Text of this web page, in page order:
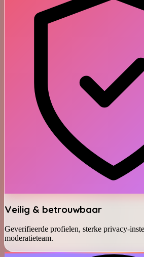
Veilig & betrouwbaar
Geverifieerde profielen, sterke privacy-
moderatieteam.